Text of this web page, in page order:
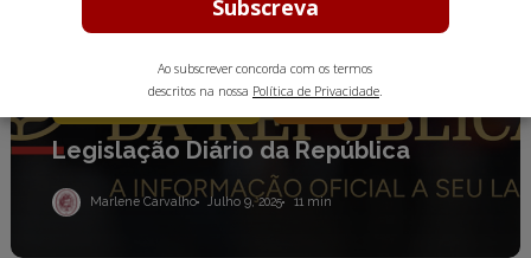
Legislação
Legislação Diário da República
Marlene Carvalho Julho 9, 2025 11 min
Ao subscrever concorda com os termos
descritos na nossa Política de Privacidade.